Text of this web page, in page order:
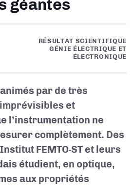
géantes
RÉSULTAT SCIENTIFIQUE
GÉNIE ÉLECTRIQUE ET
ÉLECTRONIQUE
par de très
et
l’instrumentation ne
complètement. Des
FEMTO-ST et leurs
étudient, en optique,
aux propriétés